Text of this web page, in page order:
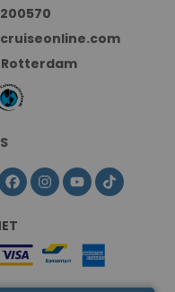
Rotterdam